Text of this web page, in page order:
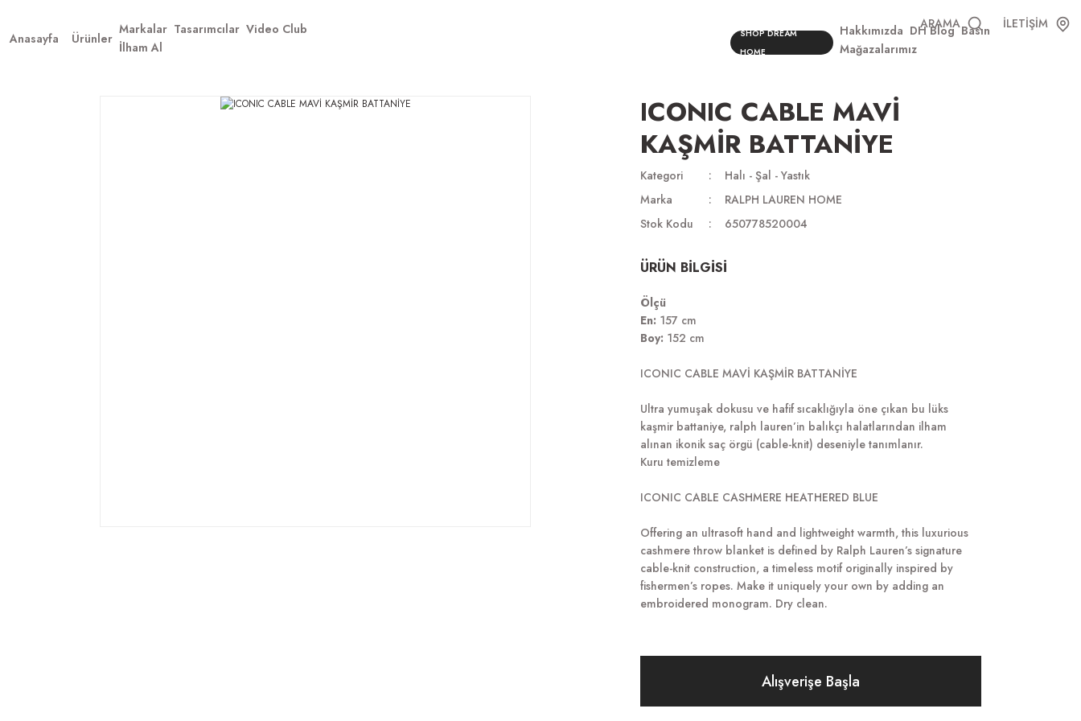
ARAMA
İLETİŞİM
Anasayfa
Ürünler
Markalar Tasarımcılar Video Club
İlham Al
SHOP DREAM
HOME
Hakkımızda DH Blog Basın
Mağazalarımız
ICONIC CABLE MAVİ
KAŞMİR BATTANİYE
Kategori
Halı - Şal - Yastık
Marka
RALPH LAUREN HOME
Stok Kodu
650778520004
ÜRÜN BİLGİSİ
Ölçü
En: 157 cm
Boy: 152 cm
ICONIC CABLE MAVİ KAŞMİR BATTANİYE
Ultra yumuşak dokusu ve hafif sıcaklığıyla öne çıkan bu lüks
kaşmir battaniye, ralph lauren’in balıkçı halatlarından ilham
alınan ikonik saç örgü (cable-knit) deseniyle tanımlanır.
Kuru temizleme
ICONIC CABLE CASHMERE HEATHERED BLUE
Offering an ultrasoft hand and lightweight warmth, this luxurious
cashmere throw blanket is defined by Ralph Lauren’s signature
cable-knit construction, a timeless motif originally inspired by
fishermen’s ropes. Make it uniquely your own by adding an
embroidered monogram. Dry clean.
Alışverişe Başla